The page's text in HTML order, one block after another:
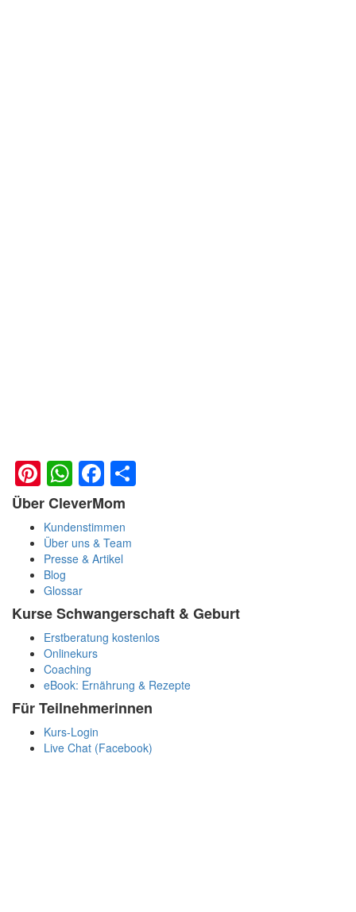
Pinterest
WhatsApp
Facebook
Über CleverMom
Kundenstimmen
Über uns & Team
Presse & Artikel
Blog
Glossar
Kurse Schwangerschaft & Geburt
Erstberatung kostenlos
Onlinekurs
Coaching
eBook: Ernährung & Rezepte
Für Teilnehmerinnen
Kurs-Login
Live Chat (Facebook)